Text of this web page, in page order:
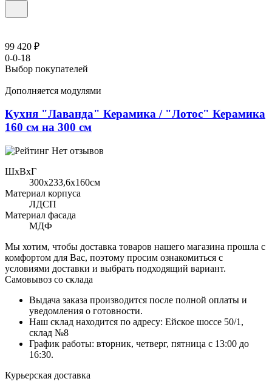
99 420 ₽
0-0-18
Выбор покупателей
Дополняется модулями
Кухня "Лаванда" Керамика / "Лотос" Керамика
160 см на 300 см
Нет отзывов
ШхВхГ
300x233,6х160см
Материал корпуса
ЛДСП
Материал фасада
МДФ
Мы хотим, чтобы доставка товаров нашего магазина прошла с
комфортом для Вас, поэтому просим ознакомиться с
условиями доставки и выбрать подходящий вариант.
Самовывоз со склада
Выдача заказа производится после полной оплаты и
уведомления о готовности.
Наш склад находится по адресу: Ейское шоссе 50/1,
склад №8
График работы: вторник, четверг, пятница с 13:00 до
16:30.
Курьерская доставка